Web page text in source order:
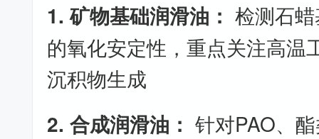
1. 矿物基础润滑油： 检测石
的氧化安定性，重点关注高温
沉积物生成
2. 合成润滑油： 针对PAO、